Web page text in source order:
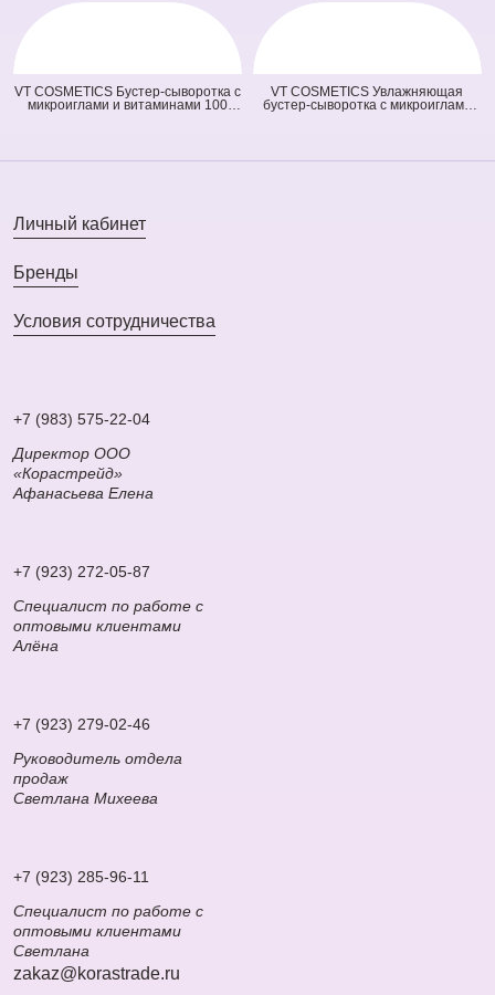
VT COSMETICS Бустер-сыворотка с
микроиглами и витаминами 100
VT COSMETICS Увлажняющая
бустер-сыворотка с микроиглами
Личный кабинет
Бренды
Условия сотрудничества
+7 (983) 575-22-04
Директор ООО
«Корастрейд»
Афанасьева Елена
+7 (923) 272-05-87
Специалист по работе с
оптовыми клиентами
Алёна
+7 (923) 279-02-46
Руководитель отдела
продаж
Светлана Михеева
+7 (923) 285-96-11
Специалист по работе с
оптовыми клиентами
Светлана
zakaz@korastrade.ru